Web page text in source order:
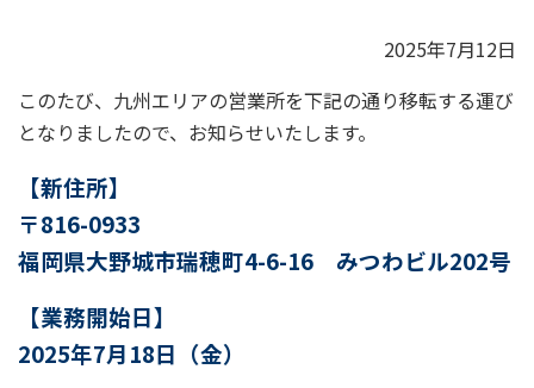
2025年7月12日
このたび、九州エリアの営業所を下記の通り移転する運び
となりましたので、お知らせいたします。
【新住所】
〒816-0933
福岡県大野城市瑞穂町4-6-16 みつわビル202号
【業務開始日】
2025年7月18日（金）